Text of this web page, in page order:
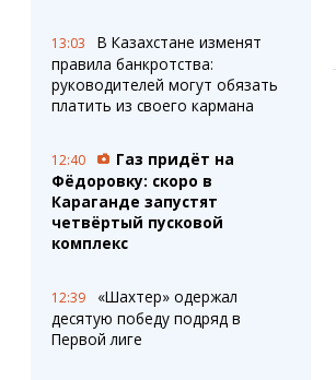
13:03
В Казахстане изменят
правила банкротства:
руководителей могут обязать
платить из своего кармана
12:40
Газ придёт на
Фёдоровку: скоро в
Караганде запустят
четвёртый пусковой
комплекс
12:39
«Шахтер» одержал
десятую победу подряд в
Первой лиге